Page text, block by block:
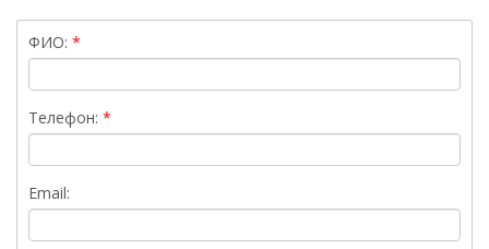
ФИО:
Телефон:
Email: